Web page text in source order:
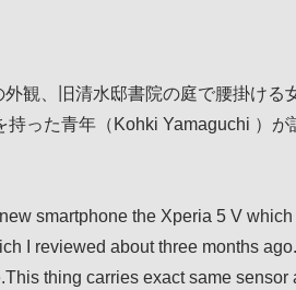
観、旧清水邸書院の庭で腰掛ける
った青年（Kohki Yamaguchi ）が
smartphone the Xperia 5 V which
I reviewed about three months
thing carries exact same sensor